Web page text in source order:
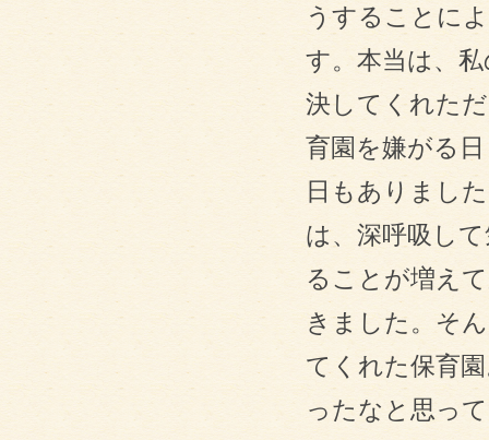
うすることに
す。本当は、
決してくれた
育園を嫌がる
日もありまし
は、深呼吸し
ることが増え
きました。そ
てくれた保育
ったなと思っ